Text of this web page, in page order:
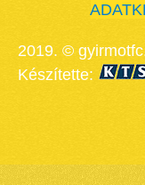
2019. ©
Készítette: